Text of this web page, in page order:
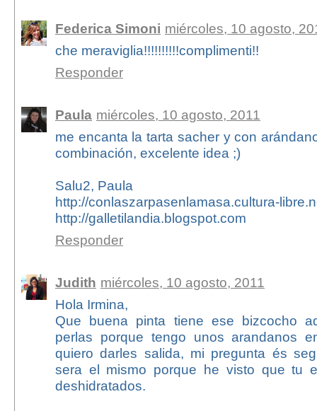
Federica Simoni miércoles, 10 agosto,
che meraviglia!!!!!!!!!!complimenti!!
Responder
Paula miércoles, 10 agosto, 2011
me encanta la tarta sacher y con
combinación, excelente idea ;)
Salu2, Paula
http://conlaszarpasenlamasa.cultura-
http://galletilandia.blogspot.com
Responder
Judith miércoles, 10 agosto, 2011
Hola Irmina,
Que buena pinta tiene ese bizcocho
perlas porque tengo unos arandanos
quiero darles salida, mi pregunta és
sera el mismo porque he visto que tu
deshidratados.